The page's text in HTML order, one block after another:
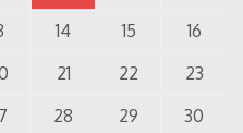
14 15
16
21 22
23
28 29
30